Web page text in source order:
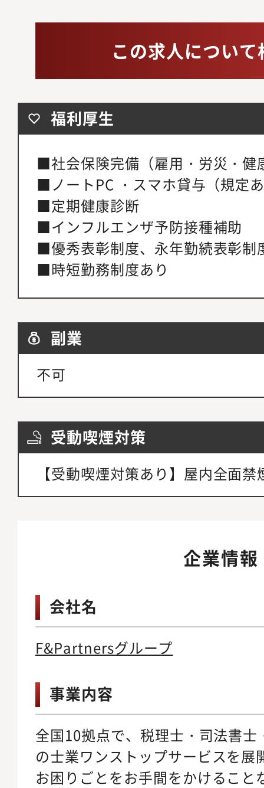
この求人につい
福利厚生
■社会保険完備（雇用・労災・健
■ノートPC ・スマホ貸与（規定
■定期健康診断
■インフルエンザ予防接種補助
■優秀表彰制度、永年勤続表彰制
■時短勤務制度あり
副業
不可
受動喫煙対策
【受動喫煙対策あり】屋内全面禁
企業情報
会社名
F&Partnersグループ
事業内容
全国10拠点で、税理士・司法書
の士業ワンストップサービスを展
お困りごとをお手間をかけること